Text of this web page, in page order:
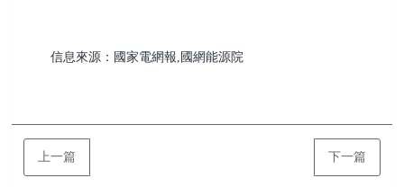
信息來源：國家電網報,國網能源院
上一篇 下一篇